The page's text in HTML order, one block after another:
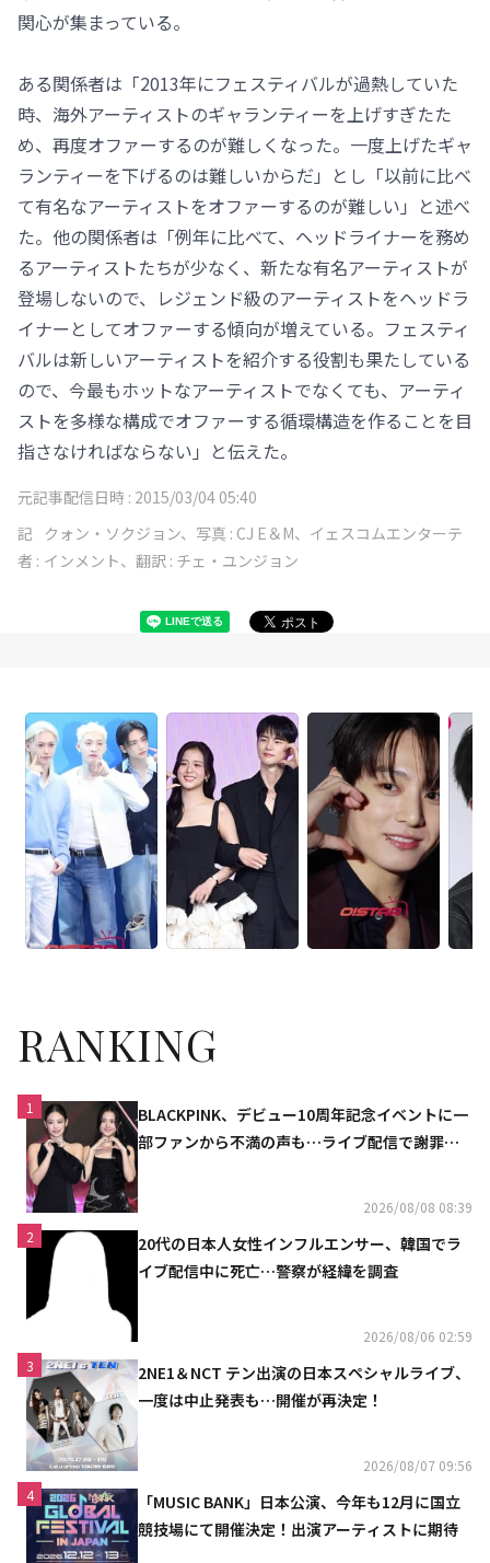
関心が集まっている。
ある関係者は「2013年にフェスティバルが過熱していた
時、海外アーティストのギャランティーを上げすぎたた
め、再度オファーするのが難しくなった。一度上げたギャ
ランティーを下げるのは難しいからだ」とし「以前に比べ
て有名なアーティストをオファーするのが難しい」と述べ
た。他の関係者は「例年に比べて、ヘッドライナーを務め
るアーティストたちが少なく、新たな有名アーティストが
登場しないので、レジェンド級のアーティストをヘッドラ
イナーとしてオファーする傾向が増えている。フェスティ
バルは新しいアーティストを紹介する役割も果たしている
ので、今最もホットなアーティストでなくても、アーティ
ストを多様な構成でオファーする循環構造を作ることを目
指さなければならない」と伝えた。
元記事配信日時 : 2015/03/04 05:40
記
者 :
クォン・ソクジョン、写真 : CJ E＆M、イェスコムエンターテ
インメント、翻訳 : チェ・ユンジョン
RANKING
1
BLACKPINK、デビュー10周年記念イベントに一
部ファンから不満の声も…ライブ配信で謝罪
2026/08/08 08:39
2
20代の日本人女性インフルエンサー、韓国でラ
イブ配信中に死亡…警察が経緯を調査
2026/08/06 02:59
3
2NE1＆NCT テン出演の日本スペシャルライブ、
一度は中止発表も…開催が再決定！
2026/08/07 09:56
4
「MUSIC BANK」日本公演、今年も12月に国立
競技場にて開催決定！出演アーティストに期待